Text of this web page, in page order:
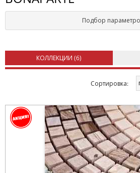
Подбор
КОЛЛЕКЦИИ (6)
Cортировка: